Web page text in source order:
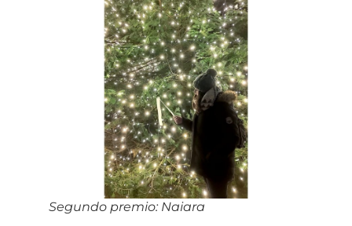
Segundo premio: Naiara